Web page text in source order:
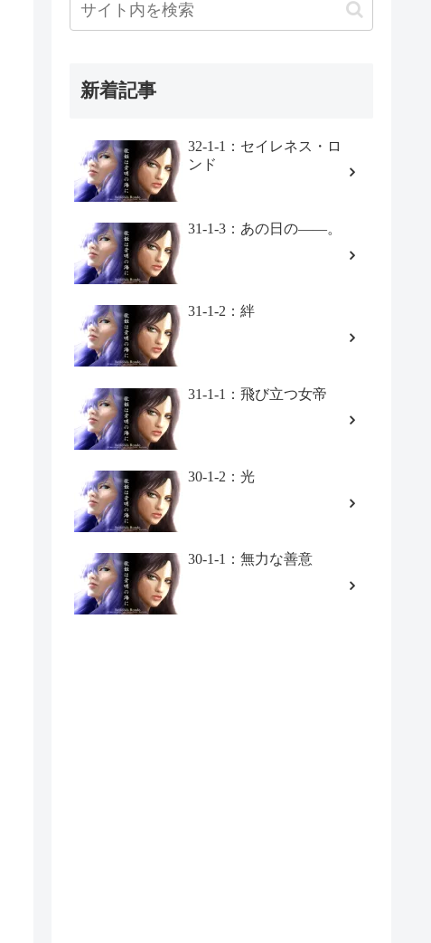
新着記事
32-1-1：セイレネス・ロ
ンド
31-1-3：あの日の――。
31-1-2：絆
31-1-1：飛び立つ女帝
30-1-2：光
30-1-1：無力な善意